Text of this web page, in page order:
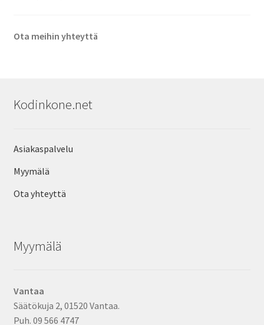
Ota meihin yhteyttä
Kodinkone.net
Asiakaspalvelu
Myymälä
Ota yhteyttä
Myymälä
Vantaa
Säätökuja 2, 01520 Vantaa.
Puh. 09 566 4747